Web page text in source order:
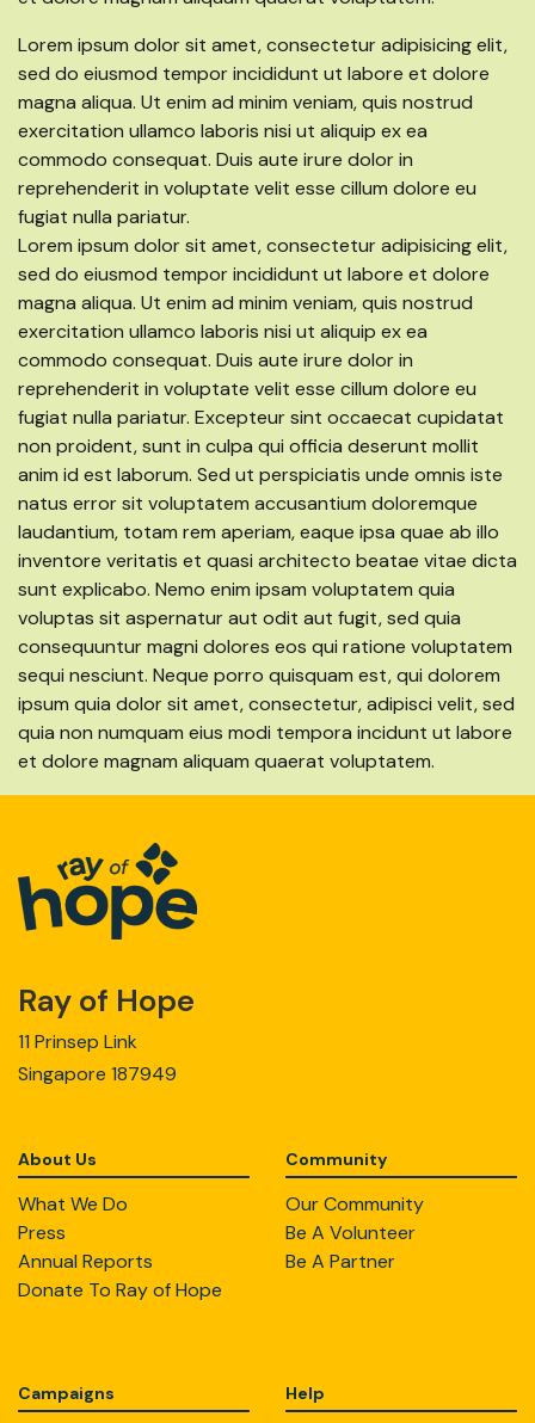
Lorem ipsum dolor sit amet, consectetur adipisicing elit,
sed do eiusmod tempor incididunt ut labore et dolore
magna aliqua. Ut enim ad minim veniam, quis nostrud
exercitation ullamco laboris nisi ut aliquip ex ea
commodo consequat. Duis aute irure dolor in
reprehenderit in voluptate velit esse cillum dolore eu
fugiat nulla pariatur.
Lorem ipsum dolor sit amet, consectetur adipisicing elit,
sed do eiusmod tempor incididunt ut labore et dolore
magna aliqua. Ut enim ad minim veniam, quis nostrud
exercitation ullamco laboris nisi ut aliquip ex ea
commodo consequat. Duis aute irure dolor in
reprehenderit in voluptate velit esse cillum dolore eu
fugiat nulla pariatur. Excepteur sint occaecat cupidatat
non proident, sunt in culpa qui officia deserunt mollit
anim id est laborum. Sed ut perspiciatis unde omnis iste
natus error sit voluptatem accusantium doloremque
laudantium, totam rem aperiam, eaque ipsa quae ab illo
inventore veritatis et quasi architecto beatae vitae dicta
sunt explicabo. Nemo enim ipsam voluptatem quia
voluptas sit aspernatur aut odit aut fugit, sed quia
consequuntur magni dolores eos qui ratione voluptatem
sequi nesciunt. Neque porro quisquam est, qui dolorem
ipsum quia dolor sit amet, consectetur, adipisci velit, sed
quia non numquam eius modi tempora incidunt ut labore
et dolore magnam aliquam quaerat voluptatem.
Ray of Hope
11 Prinsep Link
Singapore 187949
About Us
What We Do
Press
Annual Reports
Donate To Ray of Hope
Community
Our Community
Be A Volunteer
Be A Partner
Campaigns Help